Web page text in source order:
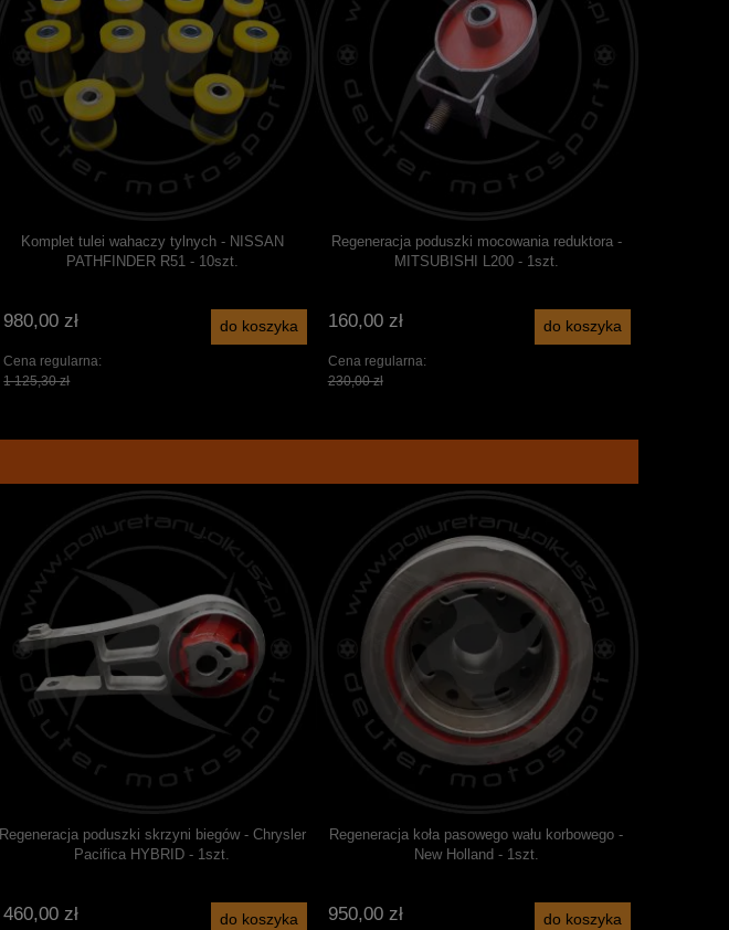
Komplet tulei wahaczy tylnych - NISSAN
PATHFINDER R51 - 10szt.
980,00 zł
Cena regularna:
1 125,30 zł
do koszyka
Regeneracja poduszki mocowania reduktora -
MITSUBISHI L200 - 1szt.
160,00 zł
Cena regularna:
230,00 zł
do koszyka
Regeneracja poduszki skrzyni biegów - Chrysler
Pacifica HYBRID - 1szt.
460,00 zł do koszyka
Regeneracja koła pasowego wału korbowego -
New Holland - 1szt.
950,00 zł do koszyka